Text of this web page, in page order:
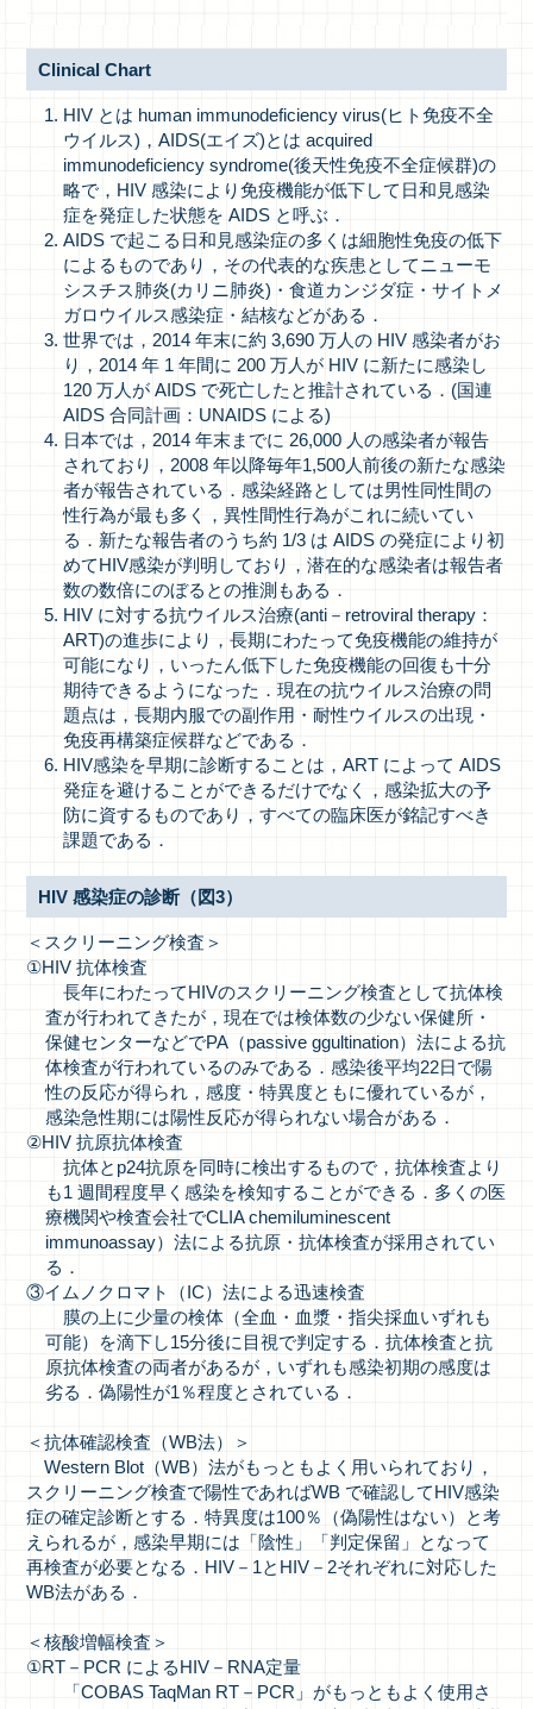
Clinical Chart
HIV とは human immunodeficiency virus(ヒト免疫不全
ウイルス)，AIDS(エイズ)とは acquired
immunodeficiency syndrome(後天性免疫不全症候群)の
略で，HIV 感染により免疫機能が低下して日和見感染
症を発症した状態を AIDS と呼ぶ．
AIDS で起こる日和見感染症の多くは細胞性免疫の低下
によるものであり，その代表的な疾患としてニューモ
シスチス肺炎(カリニ肺炎)・食道カンジダ症・サイトメ
ガロウイルス感染症・結核などがある．
世界では，2014 年末に約 3,690 万人の HIV 感染者がお
り，2014 年 1 年間に 200 万人が HIV に新たに感染し
120 万人が AIDS で死亡したと推計されている．(国連
AIDS 合同計画：UNAIDS による)
日本では，2014 年末までに 26,000 人の感染者が報告
されており，2008 年以降毎年1,500人前後の新たな感染
者が報告されている．感染経路としては男性同性間の
性行為が最も多く，異性間性行為がこれに続いてい
る．新たな報告者のうち約 1/3 は AIDS の発症により初
めてHIV感染が判明しており，潜在的な感染者は報告者
数の数倍にのぼるとの推測もある．
HIV に対する抗ウイルス治療(anti－retroviral therapy：
ART)の進歩により，長期にわたって免疫機能の維持が
可能になり，いったん低下した免疫機能の回復も十分
期待できるようになった．現在の抗ウイルス治療の問
題点は，長期内服での副作用・耐性ウイルスの出現・
免疫再構築症候群などである．
HIV感染を早期に診断することは，ART によって AIDS
発症を避けることができるだけでなく，感染拡大の予
防に資するものであり，すべての臨床医が銘記すべき
課題である．
HIV 感染症の診断（図3）
＜スクリーニング検査＞
①HIV 抗体検査
長年にわたってHIVのスクリーニング検査として抗体検
査が行われてきたが，現在では検体数の少ない保健所・
保健センターなどでPA（passive ggultination）法による抗
体検査が行われているのみである．感染後平均22日で陽
性の反応が得られ，感度・特異度ともに優れているが，
感染急性期には陽性反応が得られない場合がある．
②HIV 抗原抗体検査
抗体とp24抗原を同時に検出するもので，抗体検査より
も1 週間程度早く感染を検知することができる．多くの医
療機関や検査会社でCLIA chemiluminescent
immunoassay）法による抗原・抗体検査が採用されてい
る．
③イムノクロマト（IC）法による迅速検査
膜の上に少量の検体（全血・血漿・指尖採血いずれも
可能）を滴下し15分後に目視で判定する．抗体検査と抗
原抗体検査の両者があるが，いずれも感染初期の感度は
劣る．偽陽性が1％程度とされている．
＜抗体確認検査（WB法）＞
Western Blot（WB）法がもっともよく用いられており，
スクリーニング検査で陽性であればWB で確認してHIV感染
症の確定診断とする．特異度は100％（偽陽性はない）と考
えられるが，感染早期には「陰性」「判定保留」となって
再検査が必要となる．HIV－1とHIV－2それぞれに対応した
WB法がある．
＜核酸増幅検査＞
①RT－PCR によるHIV－RNA定量
「COBAS TaqMan RT－PCR」がもっともよく使用さ